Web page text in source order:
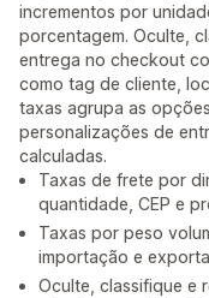
incrementos por
porcentagem. Oculte,
entrega no checkout
como tag de cliente,
taxas agrupa as
personalizações de
calculadas.
Taxas de frete por
quantidade, CEP e
Taxas por peso
importação e
Oculte, classifique e